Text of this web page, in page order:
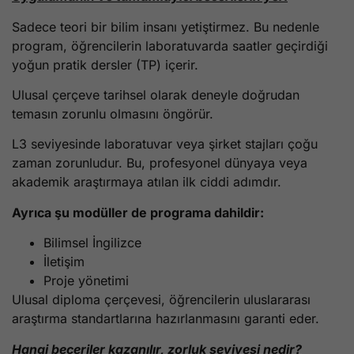
Sadece teori bir bilim insanı yetiştirmez. Bu nedenle
program, öğrencilerin laboratuvarda saatler geçirdiği
yoğun pratik dersler (TP) içerir.
Ulusal çerçeve tarihsel olarak deneyle doğrudan
temasın zorunlu olmasını öngörür.
L3 seviyesinde laboratuvar veya şirket stajları çoğu
zaman zorunludur. Bu, profesyonel dünyaya veya
akademik araştırmaya atılan ilk ciddi adımdır.
Ayrıca şu modüller de programa dahildir:
Bilimsel İngilizce
İletişim
Proje yönetimi
Ulusal diploma çerçevesi, öğrencilerin uluslararası
araştırma standartlarına hazırlanmasını garanti eder.
Hangi beceriler kazanılır, zorluk seviyesi nedir?